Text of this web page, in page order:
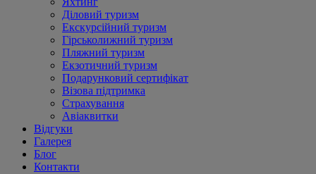
Діловий туризм
Екскурсійний туризм
Гірськолижний туризм
Пляжний туризм
Екзотичний туризм
Подарунковий сертифікат
Візова підтримка
Страхування
Авіаквитки
Відгуки
Галерея
Блог
Контакти